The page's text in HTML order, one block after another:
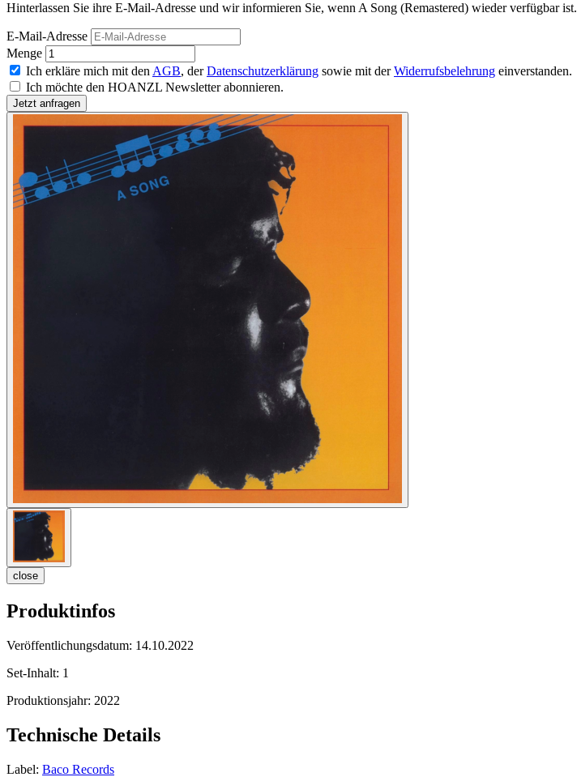
Hinterlassen Sie ihre E-Mail-Adresse und wir informieren Sie, wenn A Song (Remastered) wieder verfügbar ist.
E-Mail-Adresse
Menge
Ich erkläre mich mit den AGB, derDatenschutzerklärung sowie mit derWiderrufsbelehrung einverstanden.
Ich möchte den HOANZL Newsletter abonnieren.
close
Produktinfos
Veröffentlichungsdatum: 14.10.2022
Set-Inhalt: 1
Produktionsjahr: 2022
Technische Details
Label: Baco Records